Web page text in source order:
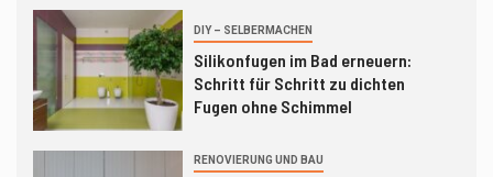
5 ORGANISATION UND ORDNUNG
Keller richtig einrichten: Schritt
für Schritt zu trockenem
Stauraum ohne Chaos
DIY – SELBERMACHEN
Silikonfugen im Bad erneuern:
Schritt für Schritt zu dichten
Fugen ohne Schimmel
RENOVIERUNG UND BAU